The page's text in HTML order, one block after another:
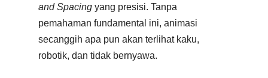
and Spacing yang presisi. Tanpa
pemahaman fundamental ini, animasi
secanggih apa pun akan terlihat kaku,
robotik, dan tidak bernyawa.